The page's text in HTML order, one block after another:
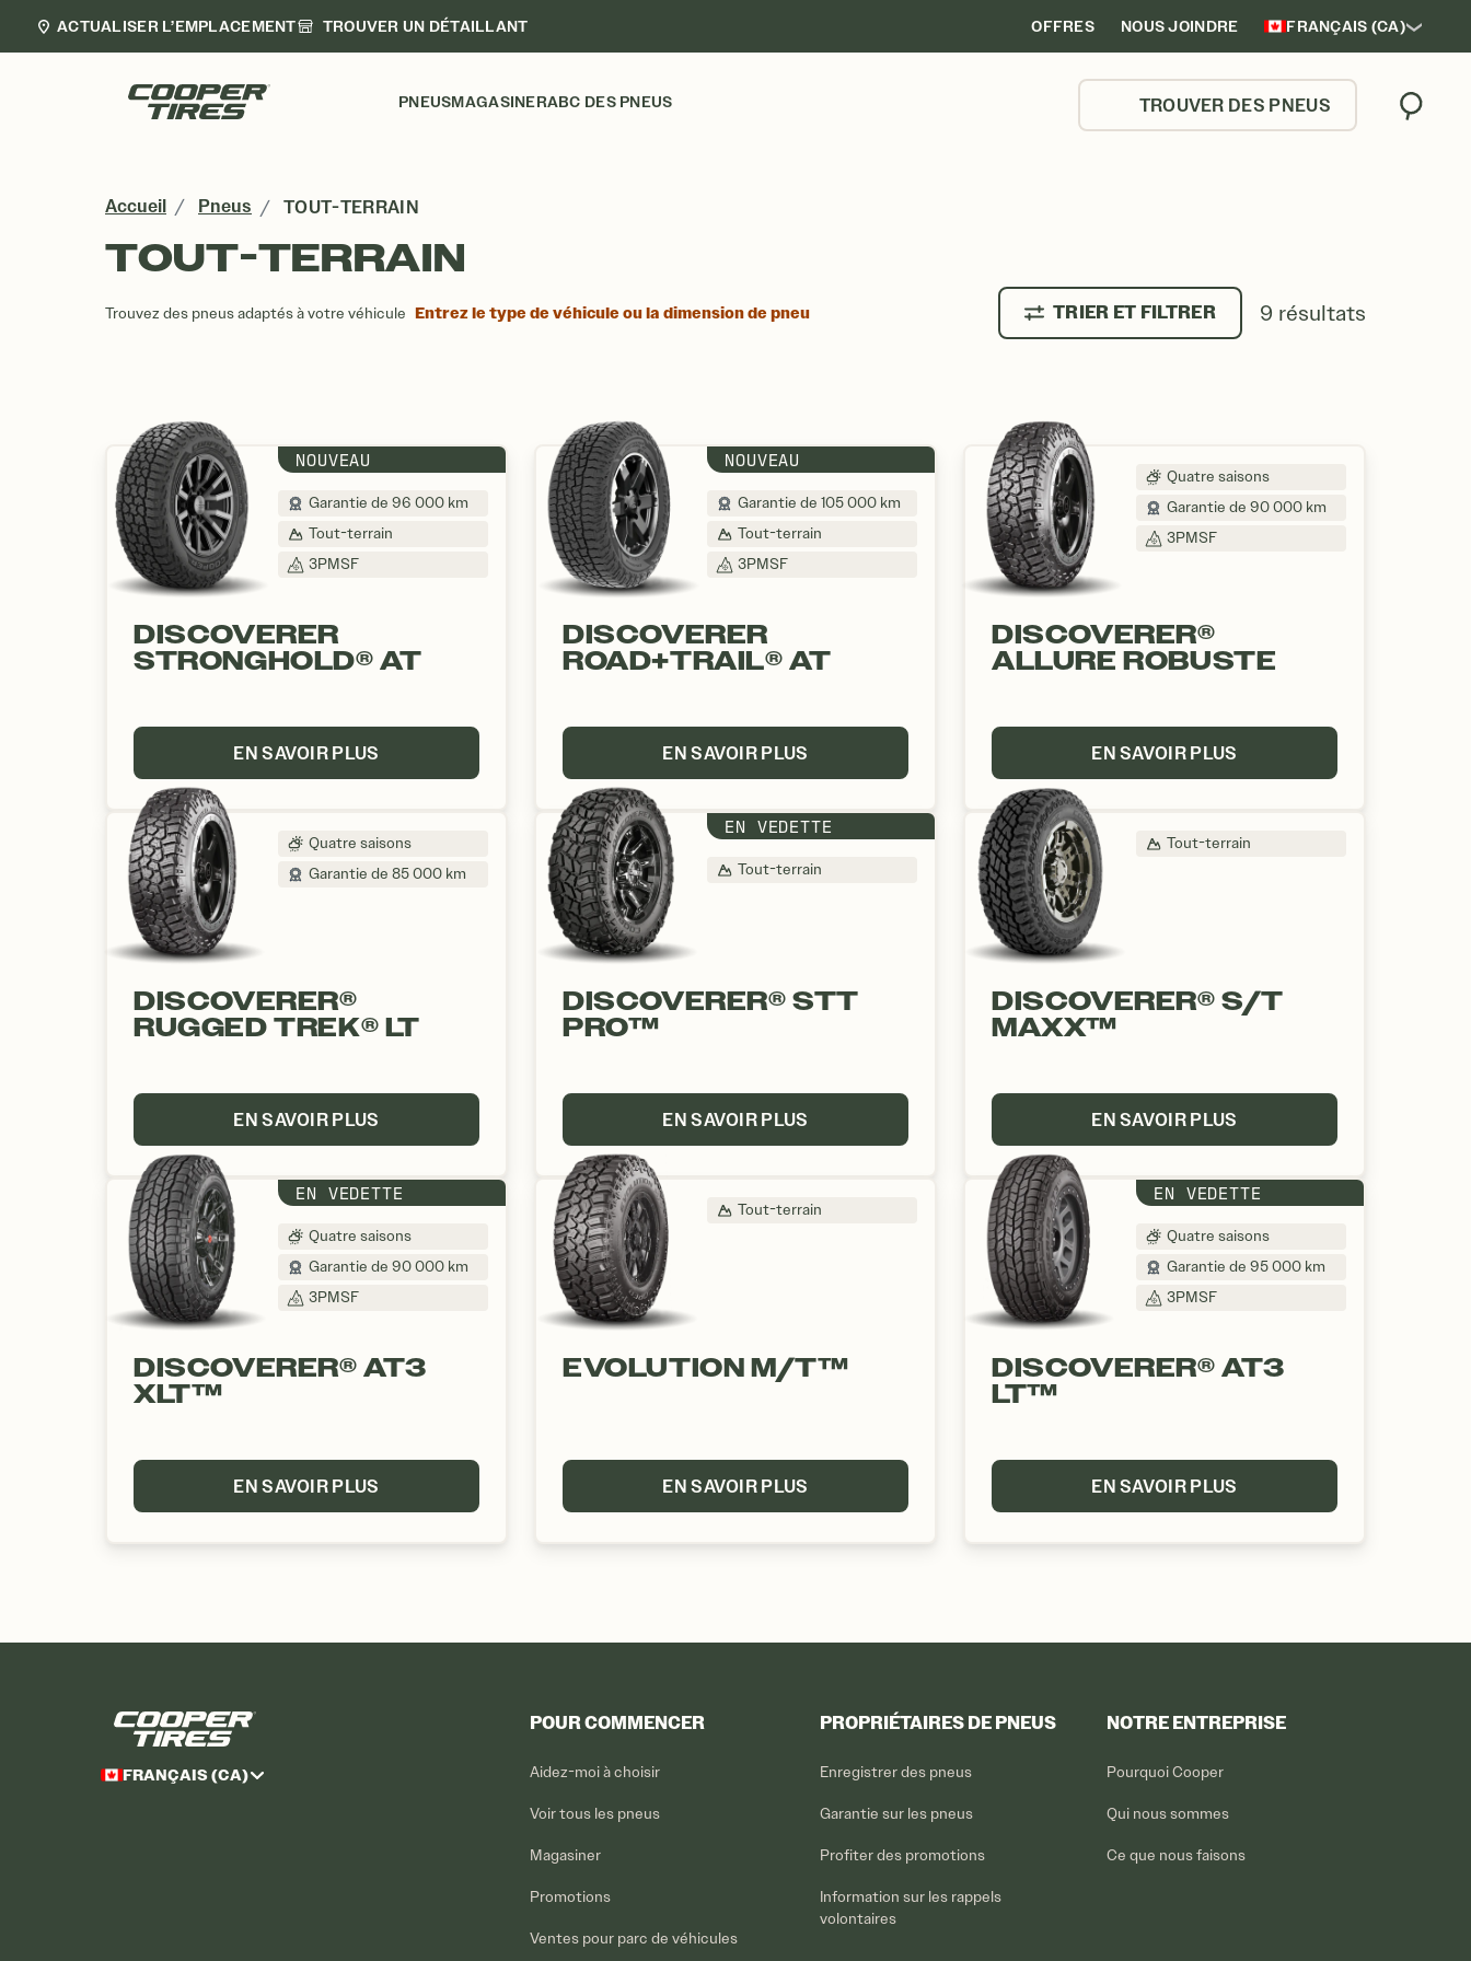
ACTUALISER L’EMPLACEMENT TROUVER UN DÉTAILLANT OFFRES NOUS JOINDRE FRANÇAIS (CA)
PNEUSMAGASINERABC DES PNEUS TROUVER DES PNEUS Trouver
Accueil Pneus TOUT-TERRAIN
TOUT-TERRAIN
LISTE DES PNEUS TOUT-TERRAIN
Trouvez des pneus adaptés à votre véhicule Entrez le type de véhicule ou la dimension de pneu TRIER ET FILTRER 9 résultats
NOUVEAU
Garantie de 96 000 km
Tout-terrain
3PMSF
DISCOVERER
STRONGHOLD® AT
EN SAVOIR PLUS
NOUVEAU
Garantie de 105 000 km
Tout-terrain
3PMSF
DISCOVERER
ROAD+TRAIL® AT
EN SAVOIR PLUS
Quatre saisons
Garantie de 90 000 km
3PMSF
DISCOVERER®
ALLURE ROBUSTE
EN SAVOIR PLUS
Quatre saisons
Garantie de 85 000 km
DISCOVERER®
RUGGED TREK® LT
EN SAVOIR PLUS
EN VEDETTE
Tout-terrain
DISCOVERER® STT
PRO™
EN SAVOIR PLUS
Tout-terrain
DISCOVERER® S/T
MAXX™
EN SAVOIR PLUS
EN VEDETTE
Quatre saisons
Garantie de 90 000 km
3PMSF
DISCOVERER® AT3
XLT™
EN SAVOIR PLUS
Tout-terrain
EVOLUTION M/T™
EN SAVOIR PLUS
EN VEDETTE
Quatre saisons
Garantie de 95 000 km
3PMSF
DISCOVERER® AT3
LT™
EN SAVOIR PLUS
FRANÇAIS (CA)
POUR COMMENCER
Aidez-moi à choisir
Voir tous les pneus
Magasiner
Promotions
Ventes pour parc de véhicules
PROPRIÉTAIRES DE PNEUS
Enregistrer des pneus
Garantie sur les pneus
Profiter des promotions
Information sur les rappels
volontaires
NOTRE ENTREPRISE
Pourquoi Cooper
Qui nous sommes
Ce que nous faisons